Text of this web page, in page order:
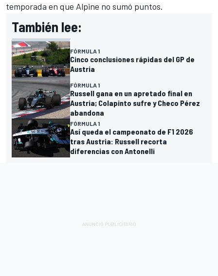
temporada en que Alpine no sumó puntos.
También lee:
FÓRMULA 1
Cinco conclusiones rápidas del GP de
Austria
FÓRMULA 1
Russell gana en un apretado final en
Austria; Colapinto sufre y Checo Pérez
abandona
FÓRMULA 1
Así queda el campeonato de F1 2026
tras Austria: Russell recorta
diferencias con Antonelli